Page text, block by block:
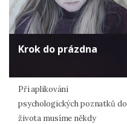
Krok do prázdna
Při aplikování
psychologických poznatků do
života musíme někdy